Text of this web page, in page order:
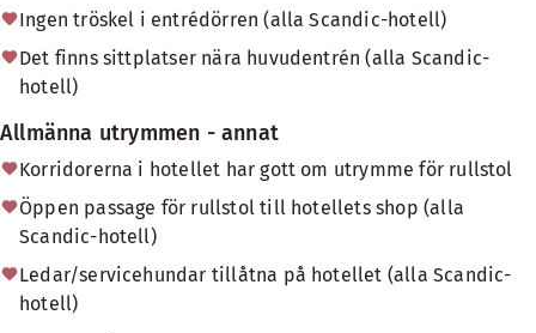
Ingen tröskel i entrédörren (alla Scandic-hotell)
Det finns sittplatser nära huvudentrén (alla Scandic-
hotell)
Allmänna utrymmen - annat
Korridorerna i hotellet har gott om utrymme för rullstol
Öppen passage för rullstol till hotellets shop (alla
Scandic-hotell)
Ledar/servicehundar tillåtna på hotellet (alla Scandic-
hotell)